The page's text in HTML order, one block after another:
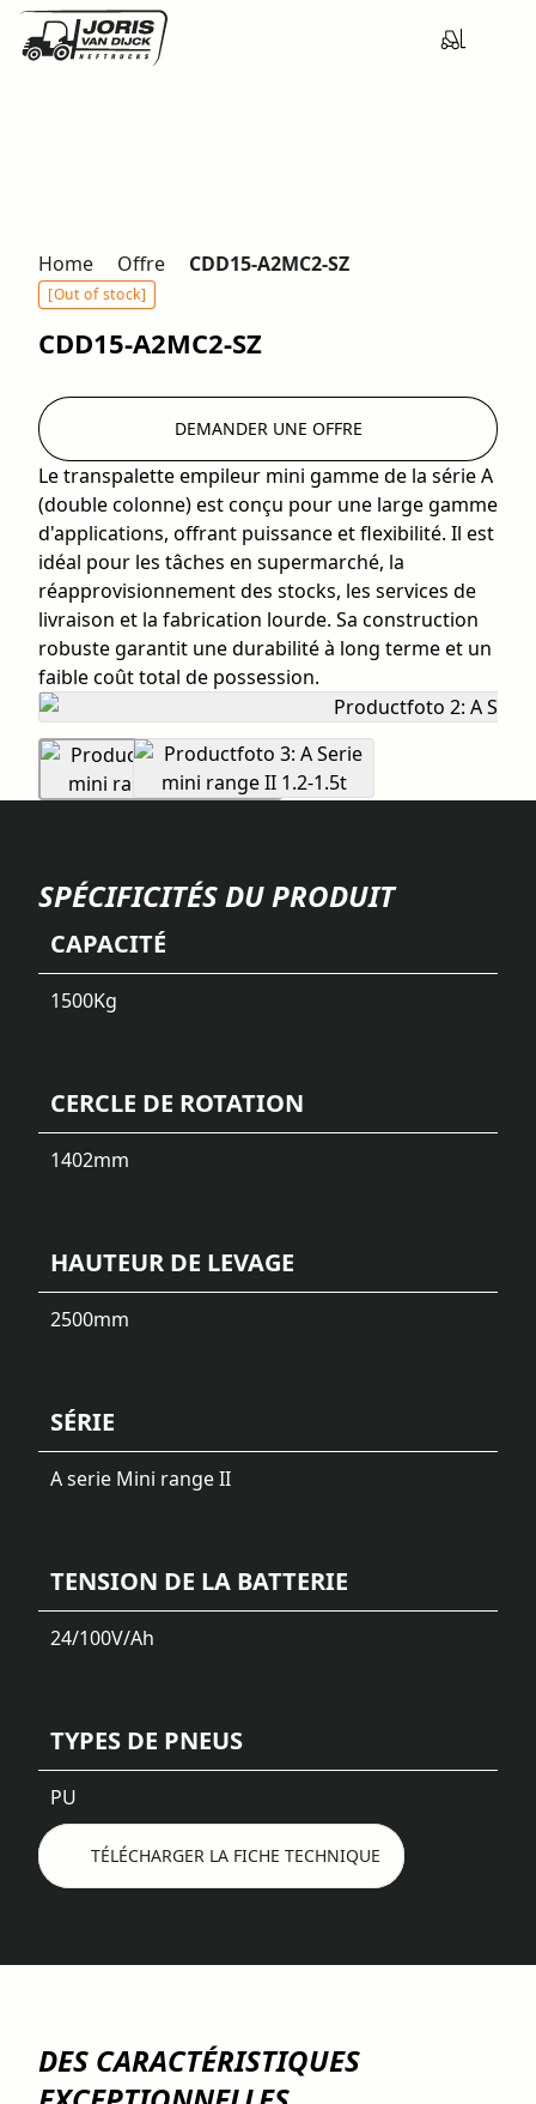
Home Offre CDD15-A2MC2-SZ
[Out of stock]
CDD15-A2MC2-SZ
Le transpalette empileur mini gamme de la série A
(double colonne) est conçu pour une large gamme
d'applications, offrant puissance et flexibilité. Il est
idéal pour les tâches en supermarché, la
réapprovisionnement des stocks, les services de
livraison et la fabrication lourde. Sa construction
robuste garantit une durabilité à long terme et un
faible coût total de possession.
DEMANDER UNE OFFRE
SPÉCIFICITÉS DU PRODUIT
CAPACITÉ
1500Kg
CERCLE DE ROTATION
1402mm
HAUTEUR DE LEVAGE
2500mm
SÉRIE
A serie Mini range II
TENSION DE LA BATTERIE
24/100V/Ah
TYPES DE PNEUS
PU
TÉLÉCHARGER LA FICHE TECHNIQUE
DES CARACTÉRISTIQUES